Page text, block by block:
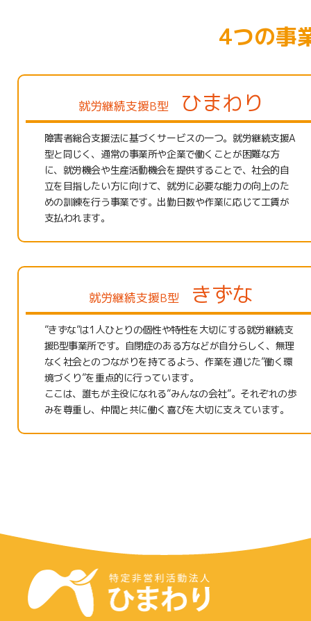
4つの事
就労継続支援B型 ひまわり
障害者総合支援法に基づくサービスの一つ。就労継続支援A
型と同じく、通常の事業所や企業で働くことが困難な方
に、就労機会や生産活動機会を提供することで、社会的自
立を目指したい方に向けて、就労に必要な能力の向上のた
めの訓練を行う事業です。出勤日数や作業に応じて工賃が
支払われます。
就労継続支援B型 きずな
”きずな”は1人ひとりの個性や特性を大切にする就労継続支
援B型事業所です。自閉症のある方などが自分らしく、無理
なく社会とのつながりを持てるよう、作業を通じた”働く環
境づくり”を重点的に行っています。
ここは、誰もが主役になれる”みんなの会社”。それぞれの歩
みを尊重し、仲間と共に働く喜びを大切に支えています。